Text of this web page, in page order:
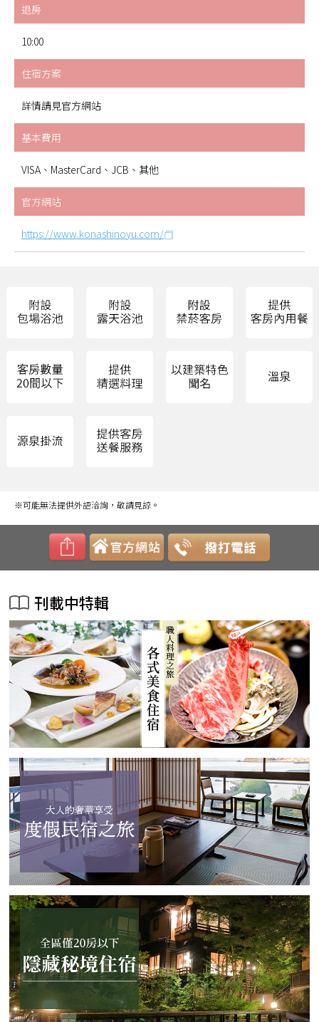
退房
10:00
住宿方案
詳情請見官方網站
基本費用
VISA、MasterCard、JCB、其他
官方網站
https://www.konashinoyu.com/
※可能無法提供外語洽詢，敬請見諒。
刊載中特輯